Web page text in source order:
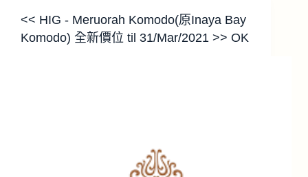
<< HIG - Meruorah Komodo(原Inaya Bay
Komodo) 全新價位 til 31/Mar/2021 >> OK